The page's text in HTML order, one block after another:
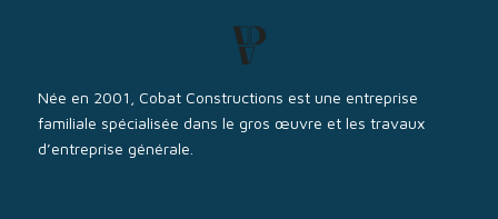
Née en 2001, Cobat Constructions est une entreprise
familiale spécialisée dans le gros œuvre et les travaux
d’entreprise générale.